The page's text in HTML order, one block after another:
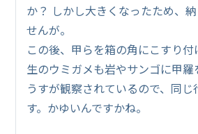
か？ しかし大きくなったため、
せんが。
この後、甲らを箱の角にこすり
生のウミガメも岩やサンゴに甲
うすが観察されているので、同じ
す。かゆいんですかね。